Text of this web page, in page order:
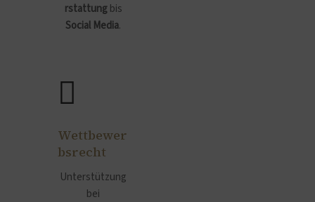
rstattungbis
Social Media.
Wettbewer
bsrecht
Unterstützung
bei